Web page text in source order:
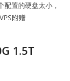
置的硬盘太小，
附赠
1.5T